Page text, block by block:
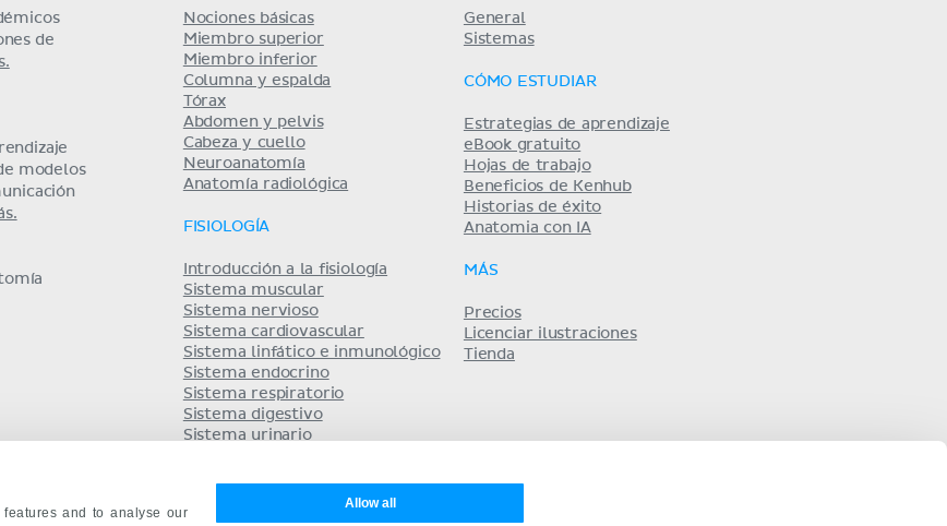
and to analyse our
Allow all
de
modelos
Nociones básicas
Miembro superior
Miembro inferior
Columna y espalda
Tórax
Abdomen y pelvis
Cabeza y cuello
Neuroanatomía
Anatomía radiológica
FISIOLOGÍA
Introducción a la fisiología
Sistema muscular
Sistema nervioso
Sistema cardiovascular
Sistema linfático e inmunológico
Sistema endocrino
Sistema respiratorio
Sistema digestivo
Sistema urinario
General
Sistemas
CÓMO ESTUDIAR
Estrategias de aprendizaje
eBook gratuito
Hojas de trabajo
Beneficios de Kenhub
Historias de éxito
Anatomia con IA
MÁS
Precios
Licenciar ilustraciones
Tienda